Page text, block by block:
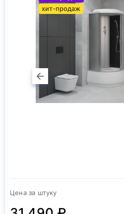
хит-продаж
Цена за штуку